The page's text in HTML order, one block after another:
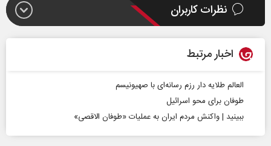
نظرات کاربران
اخبار مرتبط
العالم طلایه دار رزم رسانه‌ای با صهیونیسم
طوفان برای محو اسرائیل
ببینید | واکنش مردم ایران به عملیات «طوفان الاقصی»